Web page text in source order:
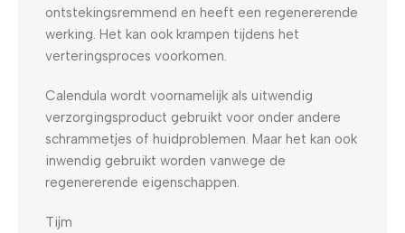
ontstekingsremmend en heeft een regenererende
werking. Het kan ook krampen tijdens het
verteringsproces voorkomen.
Calendula wordt voornamelijk als uitwendig
verzorgingsproduct gebruikt voor onder andere
schrammetjes of huidproblemen. Maar het kan ook
inwendig gebruikt worden vanwege de
regenererende eigenschappen.
Tijm